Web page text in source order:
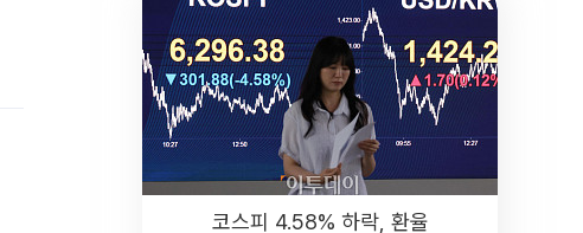
코스피 4.58% 하락, 환율